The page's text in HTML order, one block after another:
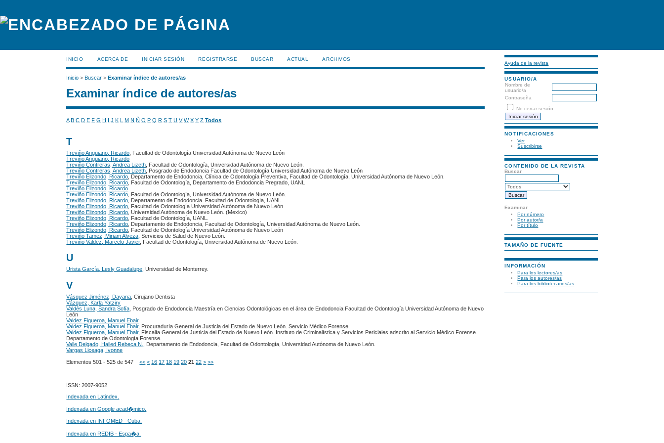
Ayuda de la revista
USUARIO/A
Nombre de
usuario/a
Contraseña
No cerrar sesión
NOTIFICACIONES
Ver
Suscribirse
CONTENIDO DE LA REVISTA
Buscar
Examinar
Por número
Por autor/a
Por título
TAMAÑO DE FUENTE
INFORMACIÓN
Para los lectores/as
Para los autores/as
Para los bibliotecarios/as
INICIO ACERCA DE INICIAR SESIÓN REGISTRARSE BUSCAR ACTUAL ARCHIVOS
Inicio >Buscar >Examinar índice de autores/as
Examinar índice de autores/as
A B C D E F G H I J K L M N Ñ O P Q R S T U V W X Y Z Todos
T
Treviño Anguiano, Ricardo , Facultad de Odontología Universidad Autónoma de Nuevo León
Treviño Anguiano, Ricardo
Treviño Contreras, Andrea Lizeth , Facultad de Odontología, Universidad Autónoma de Nuevo León.
Treviño Contreras, Andrea Lizeth , Posgrado de Endodoncia Facultad de Odontología Universidad Autónoma de Nuevo León
Treviño Elizondo, Ricardo , Departamento de Endodoncia, Clínica de Odontología Preventiva, Facultad de Odontología, Universidad Autónoma de Nuevo León.
Treviño Elizondo, Ricardo , Facultad de Odontología, Departamento de Endodoncia Pregrado, UANL
Treviño Elizondo, Ricardo
Treviño Elizondo, Ricardo , Facultad de Odontología, Universidad Autónoma de Nuevo León.
Treviño Elizondo, Ricardo , Departamento de Endodoncia. Facultad de Odontología, UANL.
Treviño Elizondo, Ricardo , Facultad de Odontología Universidad Autónoma de Nuevo León
Treviño Elizondo, Ricardo , Universidad Autónoma de Nuevo León. (Mexico)
Treviño Elizondo, Ricardo , Facultad de Odontología, UANL.
Treviño Elizondo, Ricardo , Departamento de Endodoncia, Facultad de Odontología, Universidad Autónoma de Nuevo León.
Treviño Elizondo, Ricardo , Facultad de Odontología Universidad Autónoma de Nuevo León
Treviño Tamez, Miriam Alveza , Servicios de Salud de Nuevo León.
Treviño Valdez, Marcelo Javier, Facultad de Odontología, Universidad Autónoma de Nuevo León.
U
Urista García, Lesly Guadalupe, Universidad de Monterrey.
V
Vásquez Jiménez, Dayana , Cirujano Dentista
Vázquez, Karla Yatziry
Valdés Luna, Sandra Sofía , Posgrado de Endodoncia Maestría en Ciencias Odontológicas en el área de Endodoncia Facultad de Odontología Universidad Autónoma de Nuevo
León
Valdez Figueroa, Manuel Ebair
Valdez Figueroa, Manuel Ebair, Procuraduría General de Justicia del Estado de Nuevo León. Servicio Médico Forense.
Valdez Figueroa, Manuel Ebair, Fiscalía General de Justicia del Estado de Nuevo León. Instituto de Criminalística y Servicios Periciales adscrito al Servicio Médico Forense.
Departamento de Odontología Forense.
Valle Delgado, Hailed Rebeca N.
, Departamento de Endodoncia, Facultad de Odontología, Universidad Autónoma de Nuevo León.
Vargas Liceaga, Ivonne
Elementos 501 - 525 de 547<< < 16 17 18 19 20 21 22 > >>
ISSN: 2007-9052
Indexada en Latindex.
Indexada en Google acad�mico.
Indexada en INFOMED - Cuba.
Indexada en REDIB - Espa�a.